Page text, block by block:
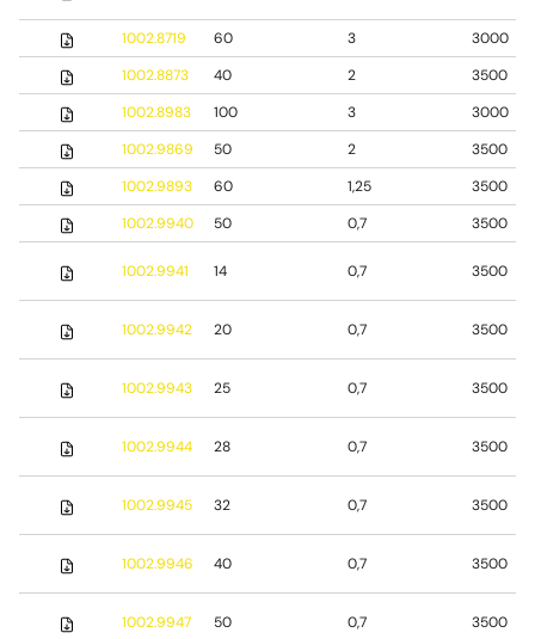
1002.8719 60 3
3000
1002.8873
40 2
3500
1002.8983
100 3
3000
1002.9869
50 2
3500
1002.9893
60 1,25
3500
1002.9940
50 0,7 3500
1002.9941 14 0,7 3500
1002.9942 20 0,7 3500
1002.9943 25 0,7 3500
1002.9944 28 0,7 3500
1002.9945 32 0,7 3500
1002.9946 40 0,7 3500
1002.9947 50 0,7 3500